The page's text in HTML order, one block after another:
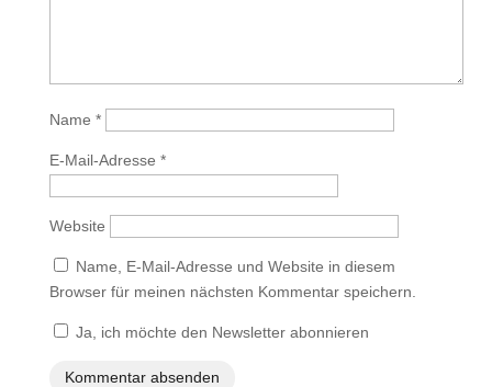
Name *
E-Mail-Adresse *
Website
Name, E-Mail-Adresse und Website in diesem
Browser für meinen nächsten Kommentar speichern.
Ja, ich möchte den Newsletter abonnieren